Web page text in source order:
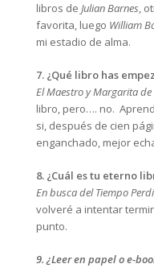
libros de Julian Barnes,
favorita, luego William
mi estadio de alma.
7. ¿Qué libro has
El Maestro y Margarita
libro, pero…. no.
si, después de cien
enganchado, mejor
8. ¿Cuál es tu eterno
En busca del Tiempo
volveré a intentar
punto.
9. ¿Leer en papel o e-